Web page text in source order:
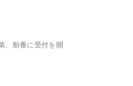
、順番に受付を開